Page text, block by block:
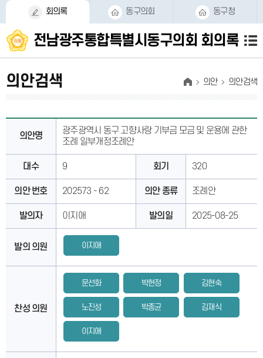
본문바로가기
회의록 동구의회 동구청
전남광주통합특별시동구의회 회의록
의안검색 의안 의안검색
의안명
광주광역시 동구 고향사랑 기부금 모금 및 운용에 관한
조례 일부개정조례안
대수 9 회기 320
의안 번호 202573 - 62 의안 종류 조례안
발의자 이지애 발의일 2025-08-25
발의 의원 이지애
찬성 의원
문선화 박현정 김현숙
노진성 박종균 김재식
이지애